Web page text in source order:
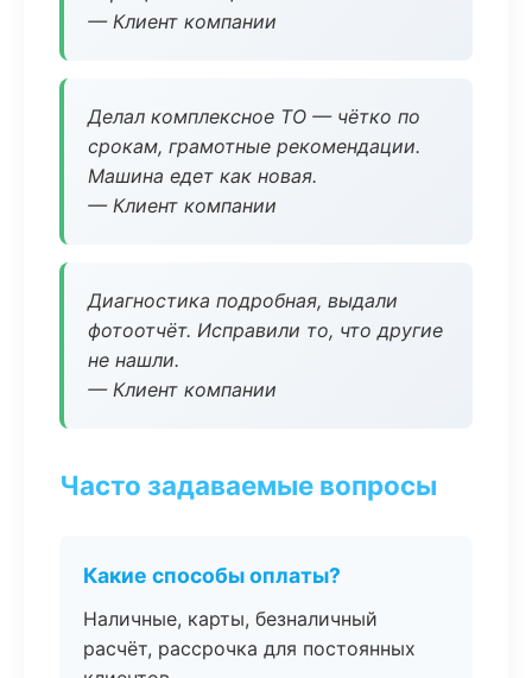
— Клиент компании
Делал комплексное ТО — чётко по
срокам, грамотные рекомендации.
Машина едет как новая.
— Клиент компании
Диагностика подробная, выдали
фотоотчёт. Исправили то, что другие
не нашли.
— Клиент компании
Часто задаваемые вопросы
Какие способы оплаты?
Наличные, карты, безналичный
расчёт, рассрочка для постоянных